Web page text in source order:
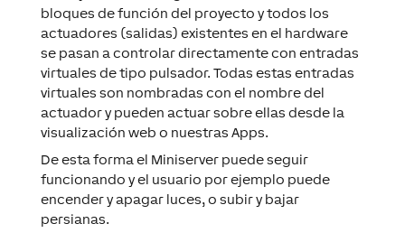
bloques de función del proyecto y todos los
actuadores (salidas) existentes en el hardware
se pasan a controlar directamente con entradas
virtuales de tipo pulsador. Todas estas entradas
virtuales son nombradas con el nombre del
actuadory pueden actuar sobre ellas desde la
visualización web o nuestras Apps.
De esta forma el Miniserverpuede seguir
funcionando y el usuario por ejemplo puede
encender y apagar luces, o subir y bajar
persianas.